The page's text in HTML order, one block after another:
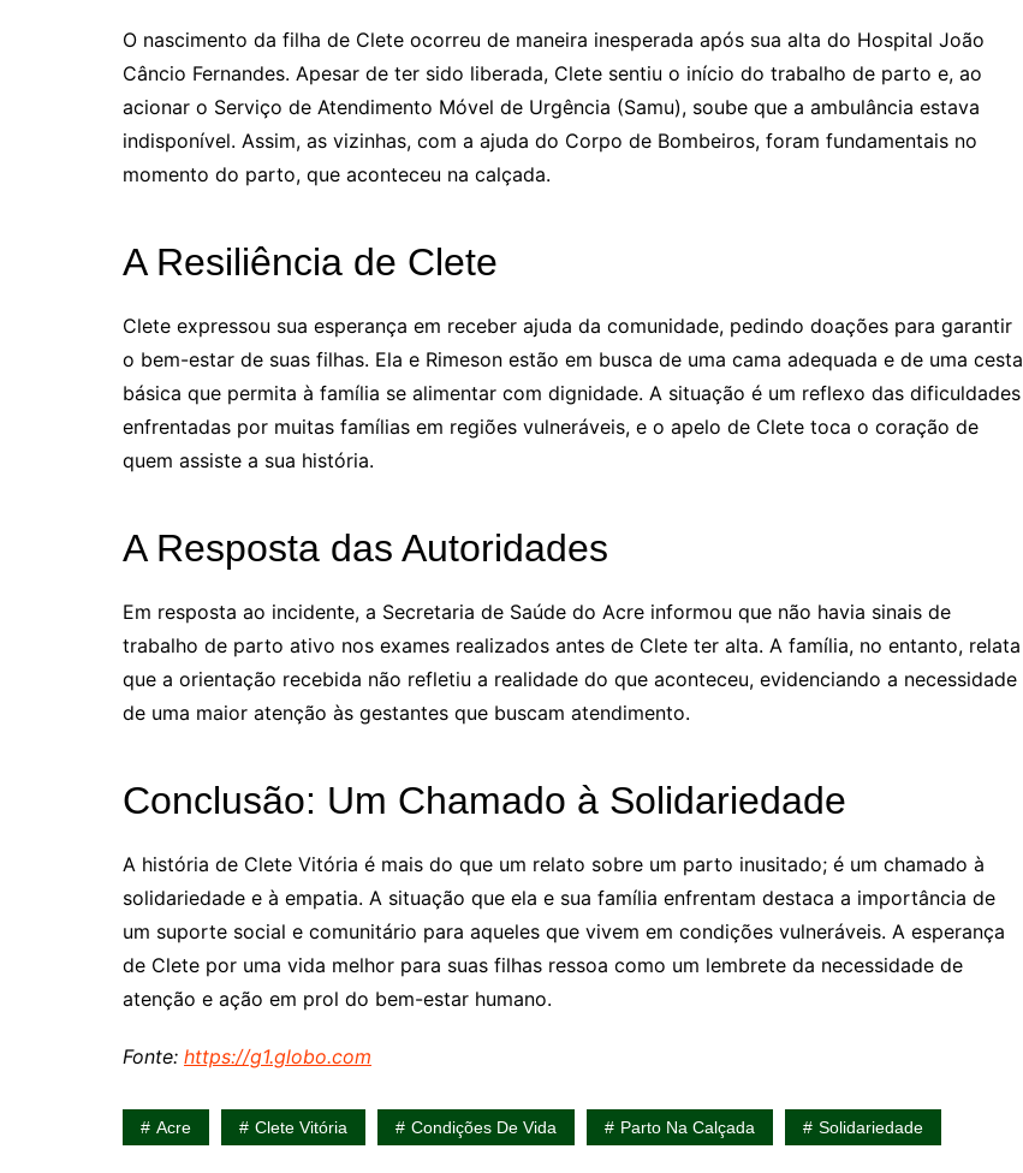
O nascimento da filha de Clete ocorreu de maneira inesperada após sua alta do Hospital João
Câncio Fernandes. Apesar de ter sido liberada, Clete sentiu o início do trabalho de parto e, ao
acionar o Serviço de Atendimento Móvel de Urgência (Samu), soube que a ambulância estava
indisponível. Assim, as vizinhas, com a ajuda do Corpo de Bombeiros, foram fundamentais no
momento do parto, que aconteceu na calçada.
A Resiliência de Clete
Clete expressou sua esperança em receber ajuda da comunidade, pedindo doações para garantir
o bem-estar de suas filhas. Ela e Rimeson estão em busca de uma cama adequada e de uma cesta
básica que permita à família se alimentar com dignidade. A situação é um reflexo das dificuldades
enfrentadas por muitas famílias em regiões vulneráveis, e o apelo de Clete toca o coração de
quem assiste a sua história.
A Resposta das Autoridades
Em resposta ao incidente, a Secretaria de Saúde do Acre informou que não havia sinais de
trabalho de parto ativo nos exames realizados antes de Clete ter alta. A família, no entanto, relata
que a orientação recebida não refletiu a realidade do que aconteceu, evidenciando a necessidade
de uma maior atenção às gestantes que buscam atendimento.
Conclusão: Um Chamado à Solidariedade
A história de Clete Vitória é mais do que um relato sobre um parto inusitado; é um chamado à
solidariedade e à empatia. A situação que ela e sua família enfrentam destaca a importância de
um suporte social e comunitário para aqueles que vivem em condições vulneráveis. A esperança
de Clete por uma vida melhor para suas filhas ressoa como um lembrete da necessidade de
atenção e ação em prol do bem-estar humano.
Fonte: https://g1.globo.com
Acre Clete Vitória Condições De Vida Parto Na Calçada Solidariedade